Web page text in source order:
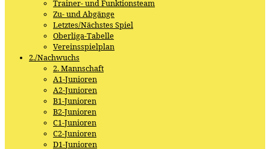
Trainer- und Funktionsteam
Zu- und Abgänge
Letztes/Nächstes Spiel
Oberliga-Tabelle
Vereinsspielplan
2./Nachwuchs
2. Mannschaft
A1-Junioren
A2-Junioren
B1-Junioren
B2-Junioren
C1-Junioren
C2-Junioren
D1-Junioren